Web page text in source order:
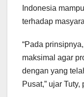
Indonesia
terhadap
“Pada
maksimal agar
dengan yang
Pusat,” ujar